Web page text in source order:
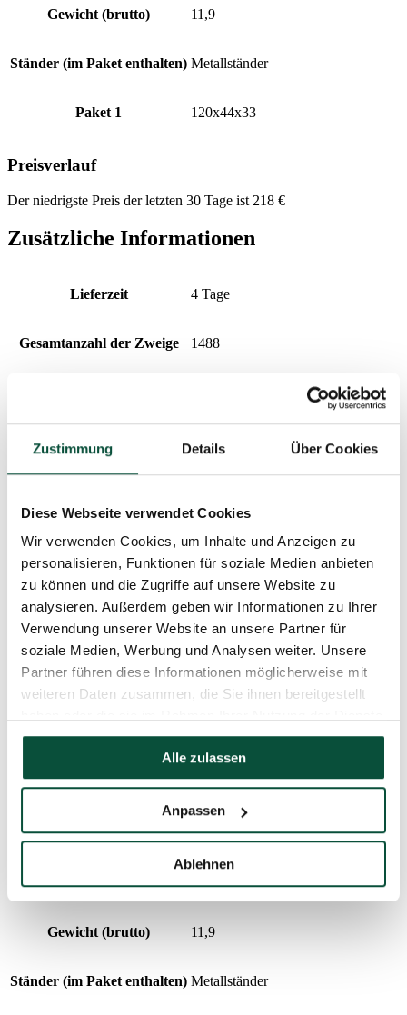
Zustimmung Details Über Cookies
Diese Webseite verwendet Cookies
Wir verwenden Cookies, um Inhalte und Anzeigen zu
personalisieren, Funktionen für soziale Medien anbieten
zu können und die Zugriffe auf unsere Website zu
analysieren. Außerdem geben wir Informationen zu Ihrer
Verwendung unserer Website an unsere Partner für
soziale Medien, Werbung und Analysen weiter. Unsere
Partner führen diese Informationen möglicherweise mit
weiteren Daten zusammen, die Sie ihnen bereitgestellt
gesammelt haben.
Alle zulassen
Anpassen
Ablehnen
Gewicht (brutto) 11,9
Ständer (im Paket enthalten) Metallständer
Paket 1 120x44x33
Preisverlauf
Der niedrigste Preis der letzten 30 Tage ist 218 €
Zusätzliche Informationen
Lieferzeit 4 Tage
Gesamtanzahl der Zweige 1488
Anzahl der 3D-Zweige 650
Anzahl der PVC-Zweige 838
Design dicht
Prozentualer Anteil 3D/PVC 44/56
Nadeltyp 3D (PE) + PVC
Aufklapptyp snap tree
Spitzenlänge 20cm
Gewicht (netto) 9,1
Anzahl der Teile 3
Gewicht (brutto) 11,9
Ständer (im Paket enthalten) Metallständer